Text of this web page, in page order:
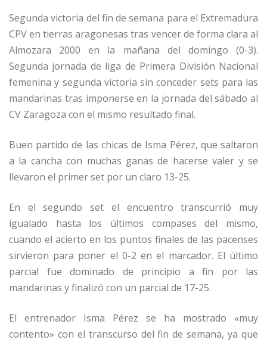
Segunda victoria del fin de semana para el Extremadura
CPV en tierras aragonesas tras vencer de forma clara al
Almozara 2000 en la mañana del domingo (0-3).
Segunda jornada de liga de Primera División Nacional
femenina y segunda victoria sin conceder sets para las
mandarinas tras imponerse en la jornada del sábado al
CV Zaragoza con el mismo resultado final.
Buen partido de las chicas de Isma Pérez, que saltaron
a la cancha con muchas ganas de hacerse valer y se
llevaron el primer set por un claro 13-25.
En el segundo set el encuentro transcurrió muy
igualado hasta los últimos compases del mismo,
cuando el acierto en los puntos finales de las pacenses
sirvieron para poner el 0-2 en el marcador. El último
parcial fue dominado de principio a fin por las
mandarinas y finalizó con un parcial de 17-25.
El entrenador Isma Pérez se ha mostrado «muy
contento» con el transcurso del fin de semana, ya que